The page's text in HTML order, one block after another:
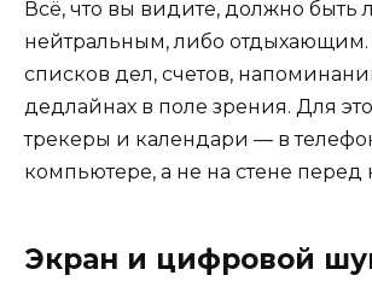
Всё, что вы видите, должно быть
нейтральным, либо
списков дел, счетов,
дедлайнах в поле зрения. Для
трекеры и календари — в
компьютере, а не на стене перед
Экран и цифровой